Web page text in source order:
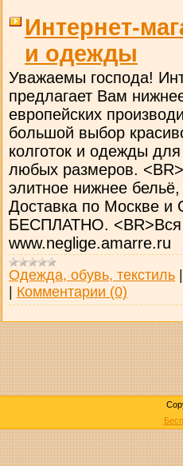
Интернет-
и одежды
Уважаемы господа!
предлагает Вам
европейских
большой выбор
колготок и одежды
любых размеров.
элитное нижнее
Доставка по Москве и
БЕСПЛАТНО. <BR>Вся
www.neglige.amarre.ru
Одежда, обувь, текстиль
| Комментарии (0)